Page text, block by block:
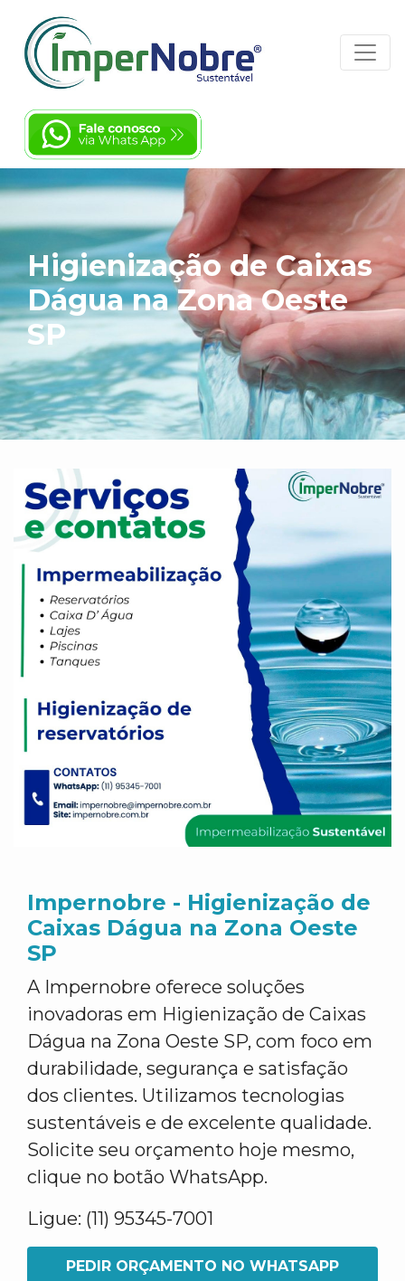
Higienização de Caixas
Dágua na Zona Oeste
SP
Impernobre - Higienização de
Caixas Dágua na Zona Oeste
SP
A Impernobre oferece soluções
inovadoras em Higienização de Caixas
Dágua na Zona Oeste SP, com foco em
durabilidade, segurança e satisfação
dos clientes. Utilizamos tecnologias
sustentáveis e de excelente qualidade.
Solicite seu orçamento hoje mesmo,
clique no botão WhatsApp.
Ligue: (11) 95345-7001
PEDIR ORÇAMENTO NO WHATSAPP